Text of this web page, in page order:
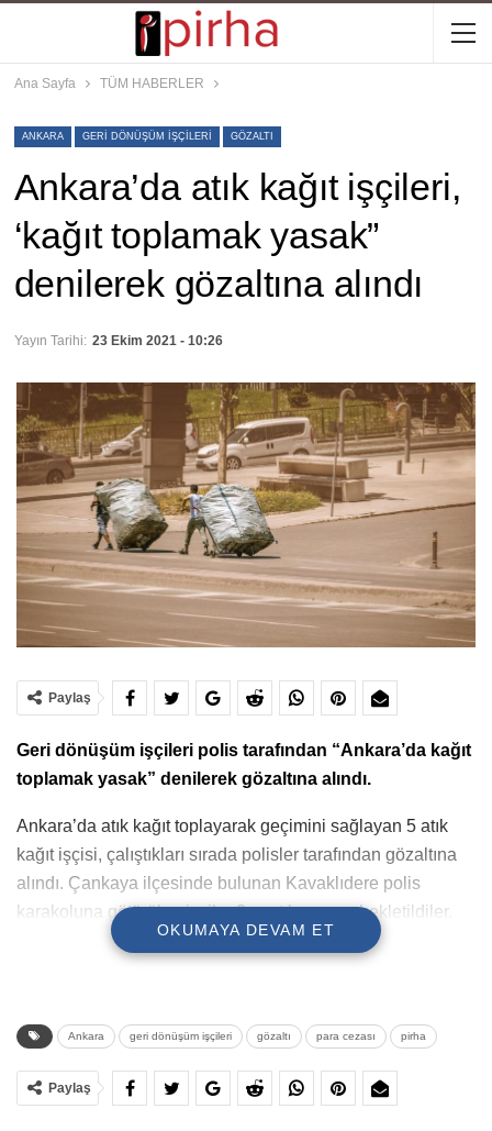
Ana Sayfa TÜM HABERLER
ANKARA GERI DÖNÜŞÜM IŞÇILERI GÖZALTI
Ankara’da atık kağıt işçileri,
‘kağıt toplamak yasak”
denilerek gözaltına alındı
Yayın Tarihi: 23 Ekim 2021 - 10:26
Paylaş
Geri dönüşüm işçileri polis tarafından “Ankara’da kağıt
toplamak yasak” denilerek gözaltına alındı.
Ankara’da atık kağıt toplayarak geçimini sağlayan 5 atık
kağıt işçisi, çalıştıkları sırada polisler tarafından gözaltına
alındı. Çankaya ilçesinde bulunan Kavaklıdere polis
karakoluna götürülen işçiler 2 saat boyunca bekletildiler.
Polis, gözaltı gerekçesini ise “Ankara’da kağıt toplamak
Kanunu 37. Maddesi uyarınca “Mal veya hizmet satmak
OKUMAYA DEVAM ET
Ankara geri dönüşüm işçileri gözaltı para cezası pirha
Paylaş